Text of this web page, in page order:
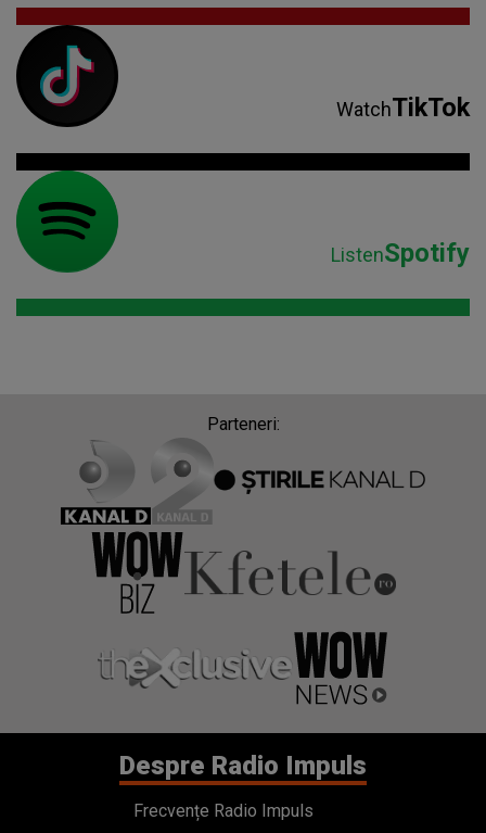
WatchTikTok
ListenSpotify
Parteneri:
Despre Radio Impuls
Frecvențe Radio Impuls